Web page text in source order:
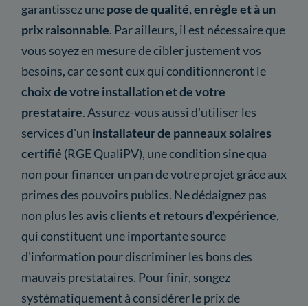
garantissez unepose de qualité, en règle et à un
prix raisonnable. Par ailleurs, il est nécessaire que
vous soyez en mesure de cibler justement vos
besoins, car ce sont eux qui conditionneront le
choix de votre installation et de votre
prestataire. Assurez-vous aussi d'utiliser les
services d'un installateur de panneaux solaires
certifié (RGE QualiPV), une condition sine qua
non pour financer un pan de votre projet grâce aux
primes des pouvoirs publics. Ne dédaignez pas
non plus lesavis clients et retours d'expérience,
qui constituent une importante source
d'information pour discriminer les bons des
mauvais prestataires. Pour finir, songez
systématiquement à considérer le prix de